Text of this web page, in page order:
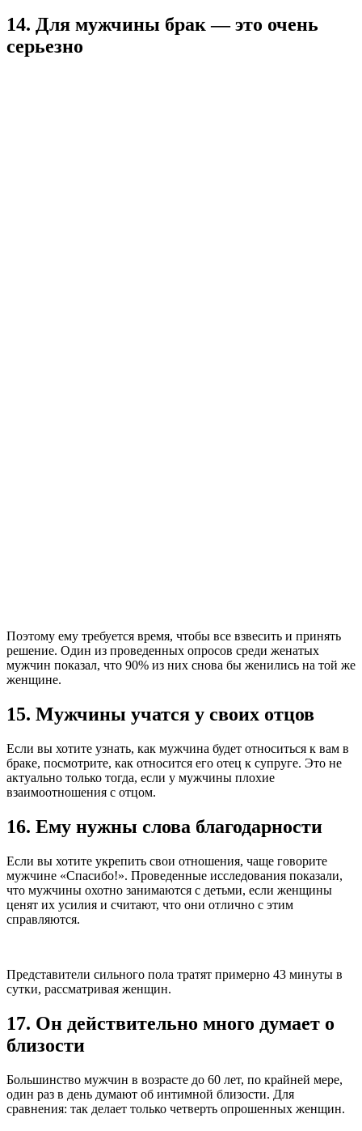
14. Для мужчины брак — это очень
серьезно
Поэтому ему требуется время, чтобы все взвесить и принять
решение. Один из проведенных опросов среди женатых
мужчин показал, что 90% из них снова бы женились на той же
женщине.
15. Мужчины учатся у своих отцов
Если вы хотите узнать, как мужчина будет относиться к вам в
браке, посмотрите, как относится его отец к супруге. Это не
актуально только тогда, если у мужчины плохие
взаимоотношения с отцом.
16. Ему нужны слова благодарности
Если вы хотите укрепить свои отношения, чаще говорите
мужчине «Спасибо!». Проведенные исследования показали,
что мужчины охотно занимаются с детьми, если женщины
ценят их усилия и считают, что они отлично с этим
справляются.
Представители сильного пола тратят примерно 43 минуты в
сутки, рассматривая женщин.
17. Он действительно много думает о
близости
Большинство мужчин в возрасте до 60 лет, по крайней мере,
один раз в день думают об интимной близости. Для
сравнения: так делает только четверть опрошенных женщин.